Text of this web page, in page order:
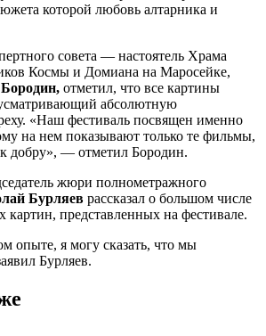
которой любовь алтарника и
совета — настоятель Храма
Космы и Домиана на Маросейке,
Бородин, отметил, что все картины
абсолютную
«Наш фестиваль посвящен именно
на нем показывают только те фильмы,
добру», — отметил Бородин.
жюри полнометражного
Бурляев рассказал о большом числе
картин, представленных на фестивале.
опыте, я могу сказать, что мы
Бурляев.